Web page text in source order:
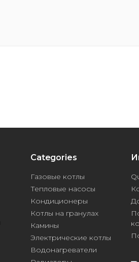
Categories
Газовые котлы
Тепловые насосы
Кондиционеры
Котлы на гранулах
Камины
Электрические котлы
Водонагреватели